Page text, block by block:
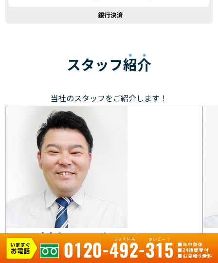
スタッフ紹介
当社のスタッフをご紹介します！
村上 マネージャー
元気で笑顔を大切に、お客様のもとへ駆けつけます！お 目